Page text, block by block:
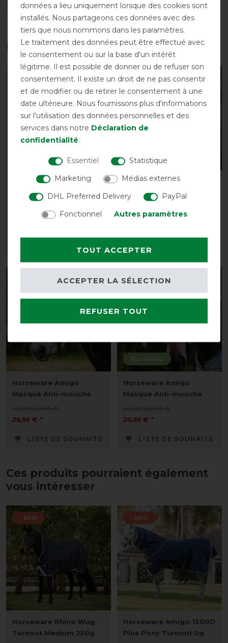
DÉTAILS SUR LA SÉCURITÉ DES PRODUITS
Les accessoires parfaits pour vous
-10%
kellX Rug Wash 1000ml -
Produit de lavage
à partir de 13,45 € *
LISTE DE SOUHAITS
-10%
Horseware Amigo
Masque Anti-mouche
26,95 € *
LISTE DE SOUHAITS
Horseware Amigo
Masque Anti-mouche
avant 29,95 €
26,95 € *
LISTE DE SOUHAITS
Nouveau
-10%
Horseware Amigo
Masque Anti-mouche
avant 29,95 €
26,95 € *
LISTE DE SOUHAITS
Ces produits pourraient également
vous intéresser
-10%
Horseware Rhino Wug
Turnout Medium 250g
-10%
Horseware Amigo 1200D
Plus Pony Turnout 0g
données a lieu uniquement lorsque des cookies sont
installés. Nous partageons ces données avec des
tiers que nous nommons dans les paramètres.
Le traitement des données peut être effectué avec
le consentement ou sur la base d'un intérêt
légitime. Il est possible de donner ou de refuser son
consentement. Il existe un droit de ne pas consentir
et de modifier ou de retirer le consentement à une
date ultérieure. Nous fournissons plus d'informations
sur l'utilisation des données personnelles et des
services dans notre Déclaration de
confidentialité.
Essentiel
Statistique
Marketing
Médias externes
DHL Preferred Delivery
PayPal
Fonctionnel
Autres paramètres
TOUT ACCEPTER
REFUSER TOUT
ACCEPTER LA SÉLECTION